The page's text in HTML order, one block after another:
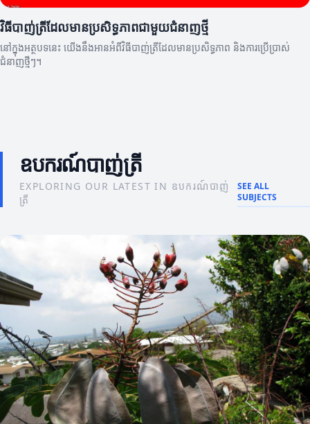
វិធីបាញ់ត្រីដែលមានប្រសិទ្ធភាពជាមួយជំនាញថ្មី
នៅក្នុងអត្ថបទនេះ យើងនឹងអានអំពីវិធីបាញ់ត្រីដែលមានប្រសិទ្ធភាព និងការប្រើប្រាស់
ជំនាញថ្មីៗ។
ឧបករណ៍បាញ់ត្រី
EXPLORING OUR LATEST IN ឧបករណ៍បាញ់
ត្រី
SEE ALL
SUBJECTS